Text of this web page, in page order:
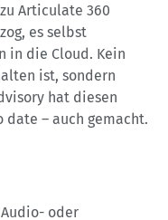
Articulate 360
es selbst
in die Cloud. Kein
ist, sondern
hat diesen
– auch gemacht.
oder